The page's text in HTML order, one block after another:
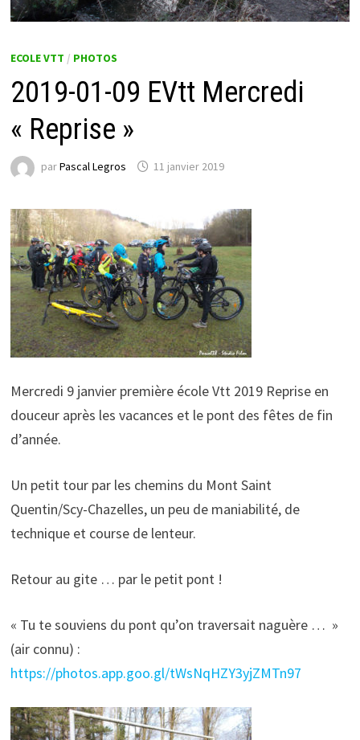
ECOLE VTT / PHOTOS
2019-01-09 EVtt Mercredi
« Reprise »
parPascal Legros 11 janvier 2019
Mercredi 9 janvier première école Vtt 2019 Reprise en
douceur après les vacances et le pont des fêtes de fin
d’année.
Un petit tour par les chemins du Mont Saint
Quentin/Scy-Chazelles, un peu de maniabilité, de
technique et course de lenteur.
Retour au gite … par le petit pont !
« Tu te souviens du pont qu’on traversait naguère … »
(air connu) :
https://photos.app.goo.gl/tWsNqHZY3yjZMTn97